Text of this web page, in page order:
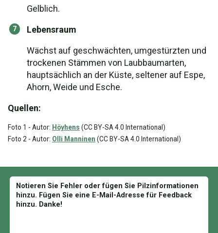
Gelblich.
Lebensraum
Wächst auf geschwächten, umgestürzten und
trockenen Stämmen von Laubbaumarten,
hauptsächlich an der Küste, seltener auf Espe,
Ahorn, Weide und Esche.
Quellen:
Foto 1 - Autor: Höyhens (CC BY-SA 4.0 International)
Foto 2 - Autor: Olli Manninen (CC BY-SA 4.0 International)